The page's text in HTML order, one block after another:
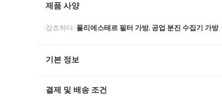
제품 사양
강조하다: 폴리에스테르 필터 가방, 공업 분진 수집기 가방
기본 정보
결제 및 배송 조건